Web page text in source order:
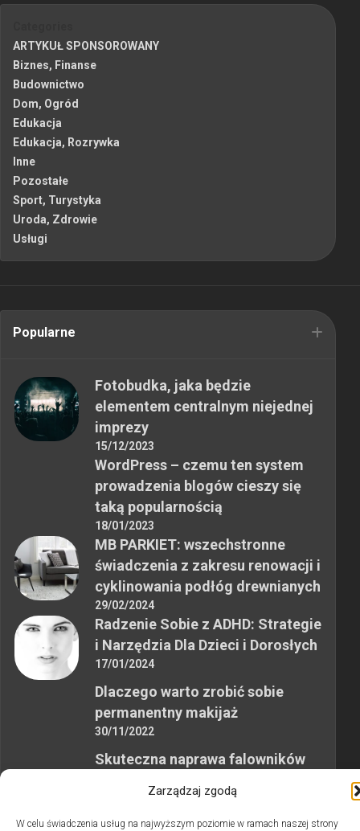
Zarządzaj zgodą
W celu świadczenia usług na najwyższym poziomie w ramach naszej strony
ARTYKUŁ SPONSOROWANY
Biznes, Finanse
Budownictwo
Dom, Ogród
Edukacja
Edukacja, Rozrywka
Inne
Pozostałe
Sport, Turystyka
Uroda, Zdrowie
Usługi
Popularne
Fotobudka, jaka będzie
elementem centralnym niejednej
imprezy
15/12/2023
WordPress – czemu ten system
prowadzenia blogów cieszy się
taką popularnością
18/01/2023
MB PARKIET: wszechstronne
świadczenia z zakresu renowacji i
cyklinowania podłóg drewnianych
29/02/2024
Radzenie Sobie z ADHD: Strategie
i Narzędzia Dla Dzieci i Dorosłych
17/01/2024
Dlaczego warto zrobić sobie
permanentny makijaż
30/11/2022
Skuteczna naprawa falowników
12/10/2023